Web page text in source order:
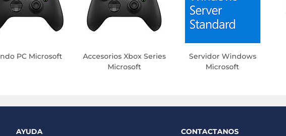
PC Microsoft
Accesorios Xbox Series
Microsoft
Servidor Windows
Microsoft
AYUDA CONTACTANOS